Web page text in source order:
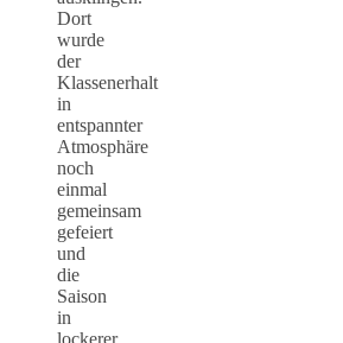
Dort
wurde
der
Klassenerhalt
in
entspannter
Atmosphäre
noch
einmal
gemeinsam
gefeiert
und
die
Saison
in